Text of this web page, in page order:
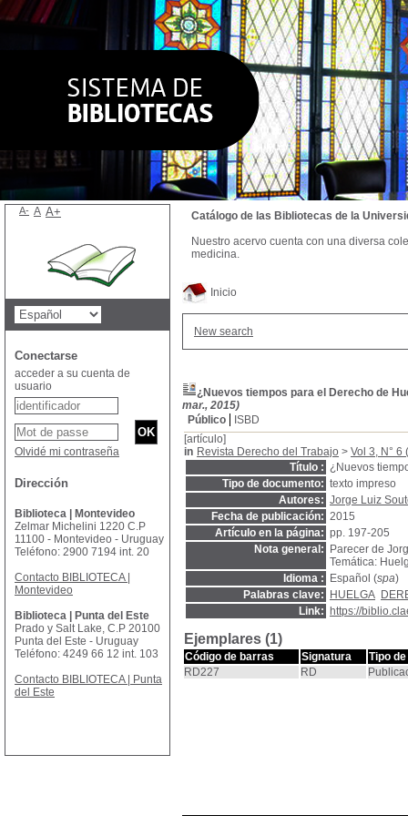
Inicio
New search
¿Nuevos tiempos para el Derecho de
mar., 2015)
Público
ISBD
[artículo]
in Revista Derecho del Trabajo > Vol 3, N° 6
Título : ¿Nuevos
Tipo de documento: texto impreso
Autores: Jorge Luiz
Fecha de publicación: 2015
Artículo en la página: pp. 197-205
Nota general:
Parecer de
Temática:
Idioma :
Español (spa)
Palabras clave:
HUELGA
Link:
https://
Ejemplares (1)
Código de barras Signatura
Tipo
RD227
RD
Catálogo de las Bibliotecas de la
Nuestro acervo cuenta con una diversa
medicina.
A- A A+
Conectarse
acceder a su cuenta de
usuario
Olvidé mi contraseña
Dirección
Biblioteca | Montevideo
Zelmar Michelini 1220 C.P
11100 - Montevideo - Uruguay
Teléfono: 2900 7194 int. 20
Contacto BIBLIOTECA |
Montevideo
Biblioteca | Punta del Este
Prado y Salt Lake, C.P 20100
Punta del Este - Uruguay
Teléfono: 4249 66 12 int. 103
Contacto BIBLIOTECA | Punta
del Este